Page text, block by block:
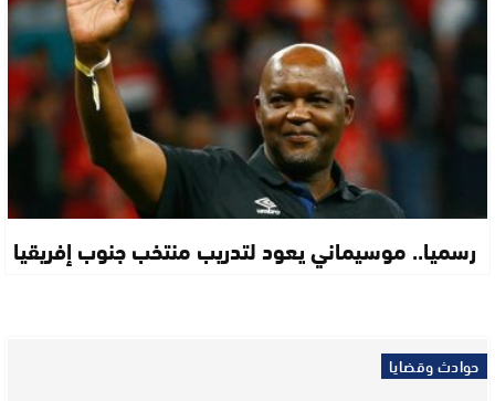
رسميا.. موسيماني يعود لتدريب منتخب جنوب إفريقيا
حوادث وقضايا